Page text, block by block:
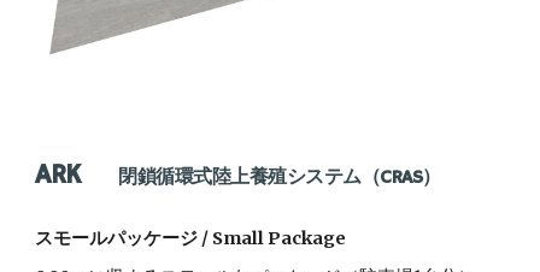
ARK
       閉鎖循環式陸上養殖システム（CRAS）
スモールパッケージ / Small Package